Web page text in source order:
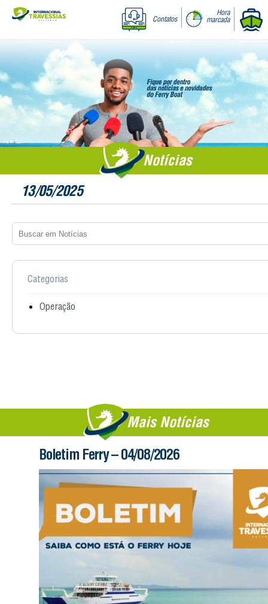
Contatos
Hora
marcada
Notícias
13/05/2025
Categorias
Operação
Mais Notícias
Boletim Ferry – 04/08/2026